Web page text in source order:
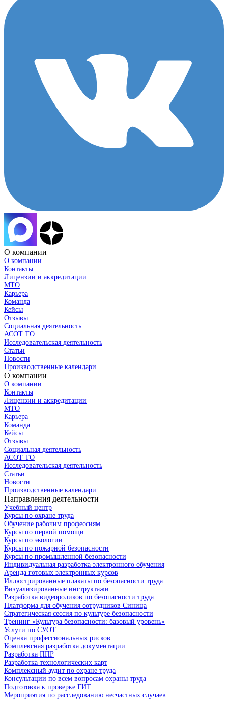
О компании
О компании
Контакты
Лицензии и аккредитации
МТО
Карьера
Команда
Кейсы
Отзывы
Социальная деятельность
АСОТ ТО
Исследовательская деятельность
Статьи
Новости
Производственные календари
О компании
О компании
Контакты
Лицензии и аккредитации
МТО
Карьера
Команда
Кейсы
Отзывы
Социальная деятельность
АСОТ ТО
Исследовательская деятельность
Статьи
Новости
Производственные календари
Направления деятельности
Учебный центр
Курсы по охране труда
Обучение рабочим профессиям
Курсы по первой помощи
Курсы по экологии
Курсы по пожарной безопасности
Курсы по промышленной безопасности
Индивидуальная разработка электронного обучения
Аренда готовых электронных курсов
Иллюстрированные плакаты по безопасности труда
Визуализированные инструктажи
Разработка видеороликов по безопасности труда
Платформа для обучения сотрудников Синица
Стратегическая сессия по культуре безопасности
Тренинг «Культура безопасности: базовый уровень»
Услуги по СУОТ
Оценка профессиональных рисков
Комплексная разработка документации
Разработка ППР
Разработка технологических карт
Комплексный аудит по охране труда
Консультации по всем вопросам охраны труда
Подготовка к проверке ГИТ
Мероприятия по расследованию несчастных случаев